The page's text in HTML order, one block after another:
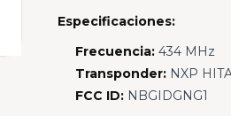
Especificaciones:
Frecuencia:434 MHz
Transponder:NXP
FCC ID:NBGIDGNG1